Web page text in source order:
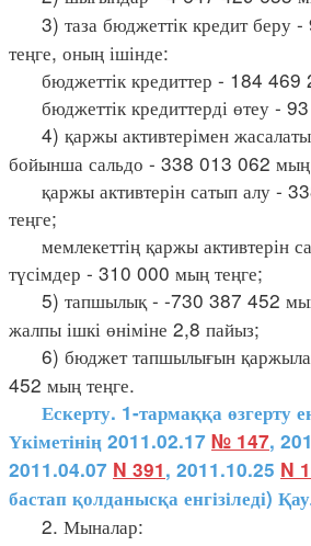
3) таза бюджеттік кредит беру
теңге, оның ішінде:
бюджеттік кредиттер - 184 469
бюджеттік кредиттерді өтеу -
4) қаржы активтерімен
бойынша сальдо - 338 013 062 мың
қаржы активтерін сатып алу -
теңге;
мемлекеттің қаржы активтерін
түсімдер - 310 000 мың теңге;
5) тапшылық - -730 387 452 мың
жалпы ішкі өніміне 2,8 пайыз;
6) бюджет тапшылығын
452 мың теңге.
Ескерту. 1-тармаққа өзгерту
Үкіметінің 2011.02.17 № 147,
2011.04.07 N 391, 2011.10.25 N
бастап қолданысқа енгізіледі)
2. Мыналар: